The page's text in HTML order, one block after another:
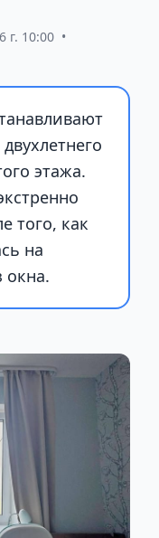
г. 10:00 •
этажа.
того, как
на
окна.